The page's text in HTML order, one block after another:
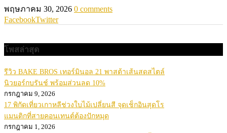
พฤษภาคม 30, 2026 0 comments
FacebookTwitter
โพสล่าสุด
รีวิว BAKE BROS เทอร์มินอล 21 พาสต้าเส้นสดสไตล์
นิวยอร์กบรันช์ พร้อมส่วนลด 10%
กรกฎาคม 9, 2026
17 พิกัดเที่ยวเกาหลีช่วงใบไม้เปลี่ยนสี จุดเช็กอินสุดโร
แมนติกที่สายคอนเทนต์ต้องปักหมุด
กรกฎาคม 1, 2026